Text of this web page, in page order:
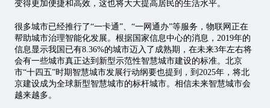
变得更加便捷和高效，这也将大大提高居民的生活水平。
很多城市已经推行了“一卡通”、“一网通办”等服务，物联网正在
帮助城市治理智能化发展。根据国家信息中心的消息，2019年的
信息显示我国已有8.36%的城市迈入了成熟期，在未来3年左右将
会有一些城市真正达到新型示范性智慧城市建设的标准。北京
市“十四五”时期智慧城市发展行动纲要也提到，到2025年，将北
京建设成为全球新型智慧城市的标杆城市。相信未来智慧城市会
越来越多。